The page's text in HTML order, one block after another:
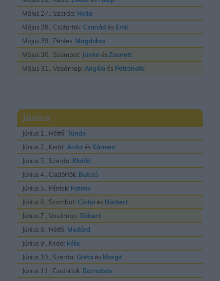
Május 27., Szerda: Hella
Május 28., Csütörtök: Csanád és Emil
Május 29., Péntek: Magdolna
Május 30., Szombat: Janka ésZsanett
Május 31., Vasárnap: Angéla és Petronella
Június
Június 1., Hétfő: Tünde
Június 2., Kedd: Anita és Kármen
Június 3., Szerda: Klotild
Június 4., Csütörtök: Bulcsú
Június 5., Péntek: Fatime
Június 6., Szombat: Cintia és Norbert
Június 7., Vasárnap: Róbert
Június 8., Hétfő: Medárd
Június 9., Kedd: Félix
Június 10., Szerda: Gréta és Margit
Június 11., Csütörtök: Barnabás